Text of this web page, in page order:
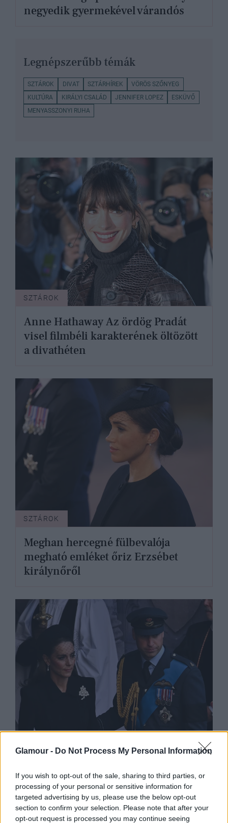
Glamour - Do Not Process My Personal Information
If you wish to opt-out of the sale, sharing to third parties, or
processing of your personal or sensitive information for
targeted advertising by us, please use the below opt-out
section to confirm your selection. Please note that after your
opt-out request is processed you may continue seeing
negyedik gyermekével várandós
Legnépszerűbb témák
SZTÁROK DIVAT SZTÁRHÍREK
VÖRÖS SZŐNYEG
KULTÚRA
KIRÁLYI CSALÁD JENNIFER LOPEZ
ESKÜVŐ
MENYASSZONYI RUHA
SZTÁROK
Anne Hathaway Az ördög Pradát
visel filmbéli karakterének öltözött
a divathéten
SZTÁROK
Meghan hercegné fülbevalója
megható emléket őriz Erzsébet
királynőről
tisztelgett ékszereivel Erzsébet
királynő előtt